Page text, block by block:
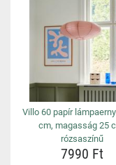
Villo 60 papír
cm, magasság 25
rózsaszínű
7990 Ft